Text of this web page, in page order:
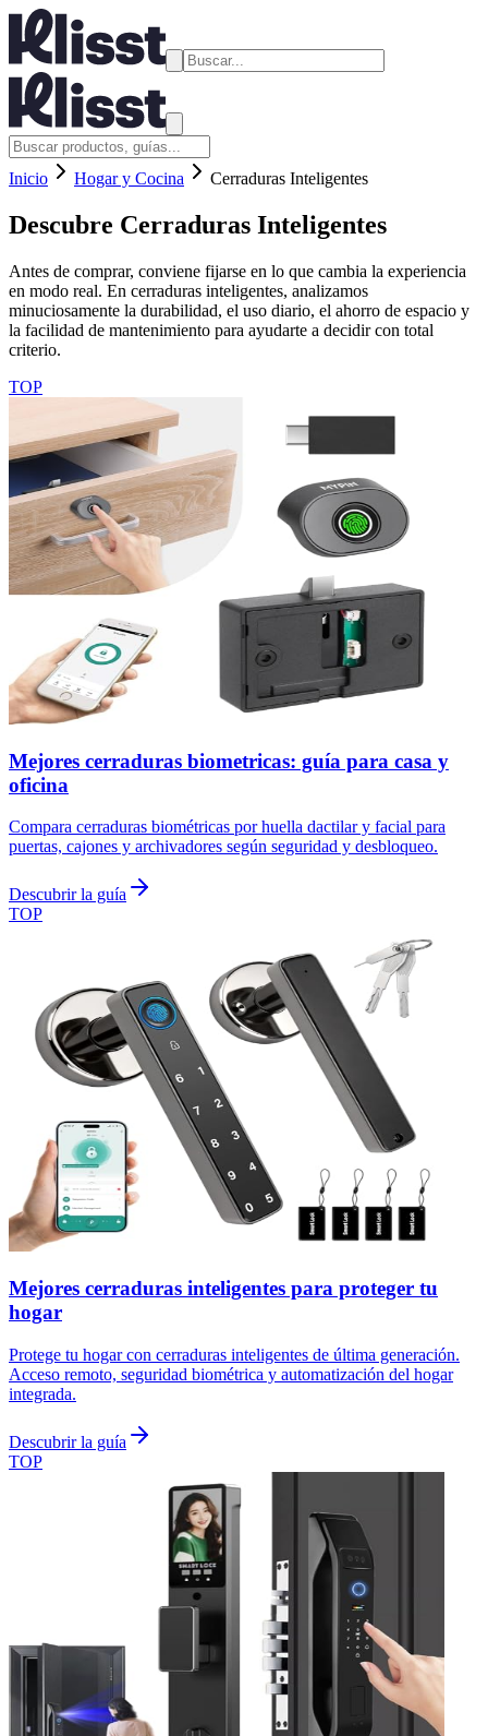
Inicio Hogar y Cocina Cerraduras Inteligentes
Descubre Cerraduras Inteligentes
Antes de comprar, conviene fijarse en lo que cambia la experiencia
en modo real. En cerraduras inteligentes, analizamos
minuciosamente la durabilidad, el uso diario, el ahorro de espacio y
la facilidad de mantenimiento para ayudarte a decidir con total
criterio.
TOP
Mejores cerraduras biometricas: guía para casa y
oficina
Compara cerraduras biométricas por huella dactilar y facial para
puertas, cajones y archivadores según seguridad y desbloqueo.
Descubrir la guía
TOP
Mejores cerraduras inteligentes para proteger tu
hogar
Protege tu hogar con cerraduras inteligentes de última generación.
Acceso remoto, seguridad biométrica y automatización del hogar
integrada.
Descubrir la guía
TOP